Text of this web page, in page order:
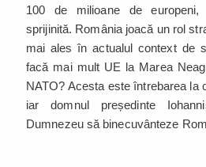
100 de milioane de
sprijinită. România joacă un rol
mai ales în actualul context de
facă mai mult UE la Marea
NATO? Acesta este întrebarea la
iar domnul președinte
Dumnezeu să binecuvânteze